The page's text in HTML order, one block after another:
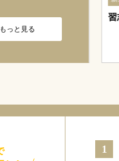
もっと見る
1